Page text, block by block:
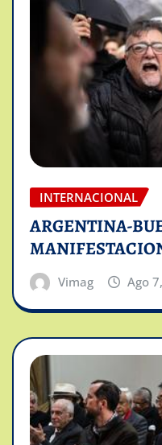
INTERNACIONAL
ARGENTINA-
Vimag Ago